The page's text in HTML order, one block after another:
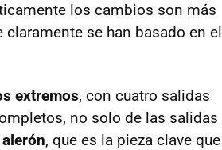
los cambios son más
se han basado en el
extremos, con cuatro salidas
no solo de las salidas
, que es la pieza clave que